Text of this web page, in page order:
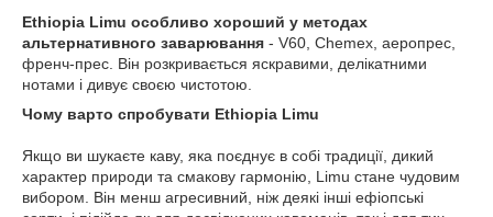
Ethiopia Limu особливо хороший у методах
альтернативного заварювання - V60, Chemex, аеропрес,
френч-прес. Він розкривається яскравими, делікатними
нотами і дивує своєю чистотою.
Чому варто спробувати Ethiopia Limu
Якщо ви шукаєте каву, яка поєднує в собі традиції, дикий
характер природи та смакову гармонію, Limu стане чудовим
вибором. Він менш агресивний, ніж деякі інші ефіопські